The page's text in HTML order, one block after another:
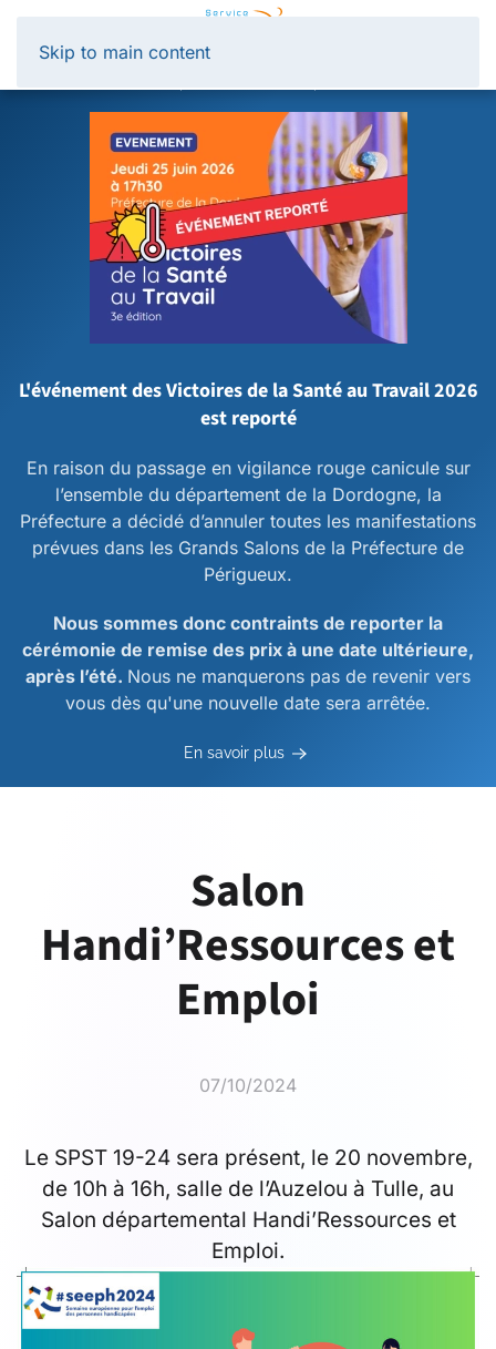
Skip to main content
L'événement des Victoires de la Santé au Travail 2026
est reporté
En raison du passage en vigilance rouge canicule sur
l’ensemble du département de la Dordogne, la
Préfecture a décidé d’annuler toutes les manifestations
prévues dans les Grands Salons de la Préfecture de
Périgueux.
Nous sommes donc contraints de reporter la
cérémonie de remise des prix à une date ultérieure,
après l’été. Nous ne manquerons pas de revenir vers
vous dès qu'une nouvelle date sera arrêtée.
En savoir plus
Salon
Handi’Ressources et
Emploi
07/10/2024
Le SPST 19-24 sera présent, le 20 novembre,
de 10h à 16h, salle de l’Auzelou à Tulle, au
Salon départemental Handi’Ressources et
Emploi.
Panneau de gestion des cookies